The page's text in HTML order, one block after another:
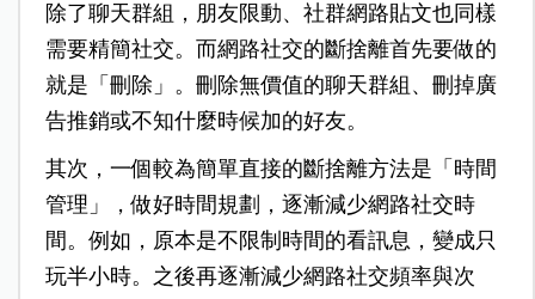
除了聊天群組，朋友限動、社群網路貼文也同樣
需要精簡社交。而網路社交的斷捨離首先要做的
就是「刪除」。刪除無價值的聊天群組、刪掉廣
告推銷或不知什麼時候加的好友。
其次，一個較為簡單直接的斷捨離方法是「時間
管理」，做好時間規劃，逐漸減少網路社交時
間。例如，原本是不限制時間的看訊息，變成只
玩半小時。之後再逐漸減少網路社交頻率與次